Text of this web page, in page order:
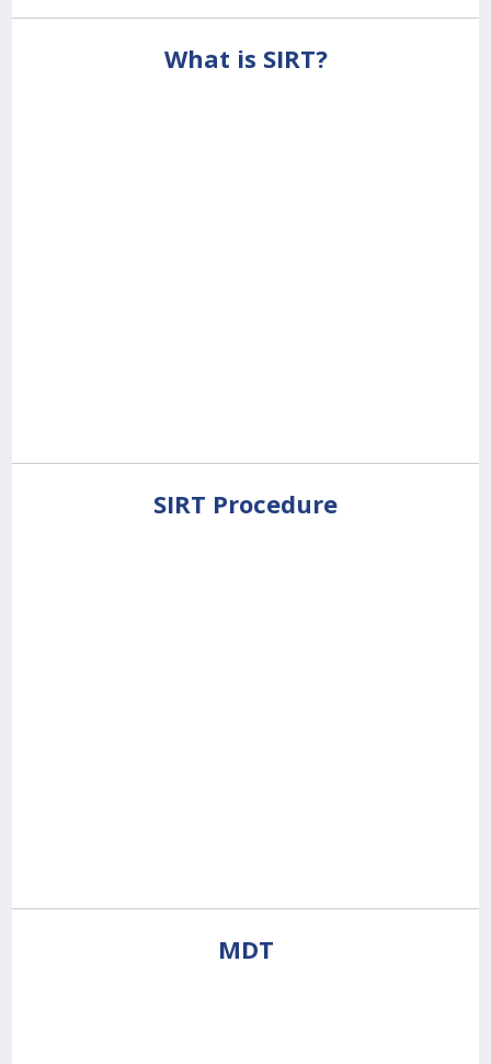
What is SIRT?
SIRT Procedure
MDT